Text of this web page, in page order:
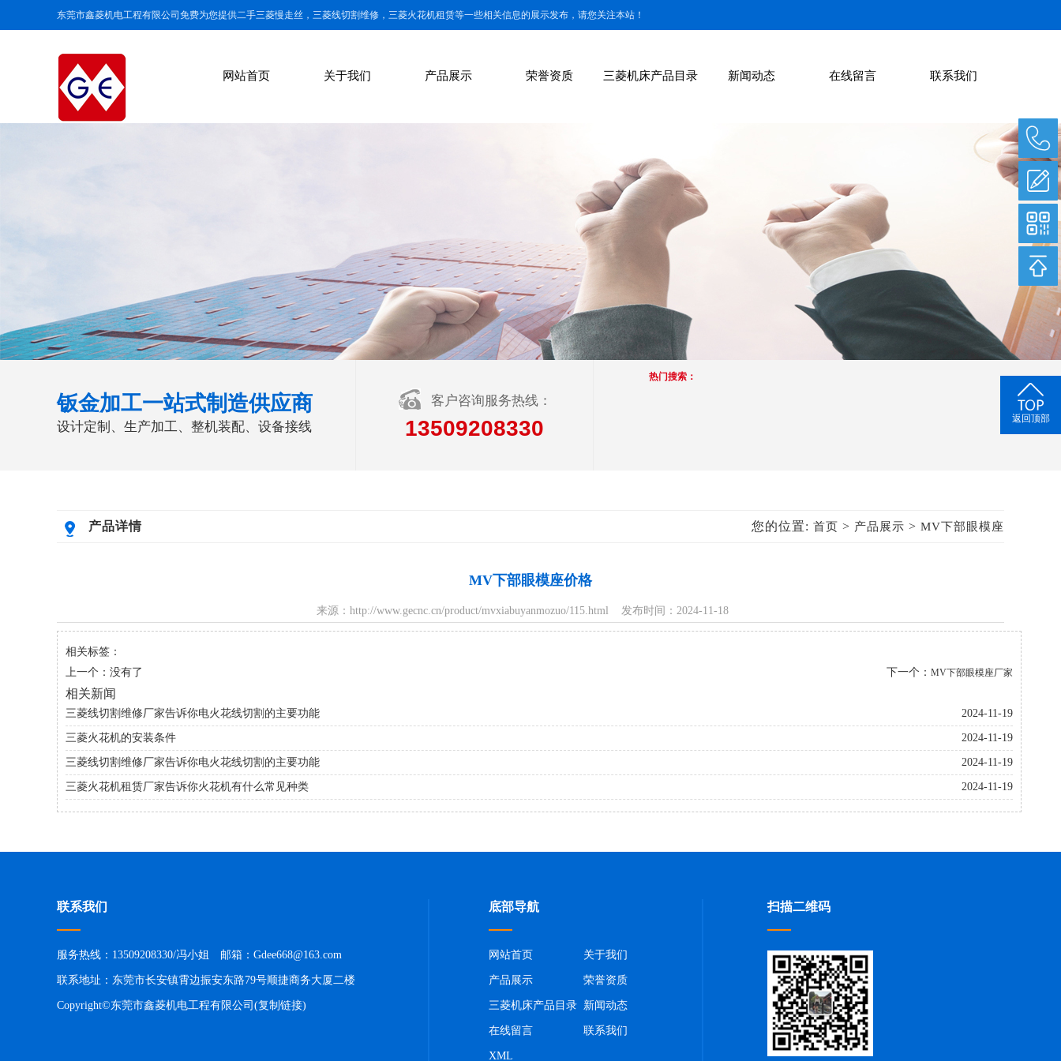
东莞市鑫菱机电工程有限公司免费为您提供二手三菱慢走丝，三菱线切割维修，三菱火花机租赁等一些相关信息的展示发布，请您关注本站！
网站首页 关于我们 产品展示 荣誉资质 三菱机床产品目录 新闻动态 在线留言 联系我们
钣金加工一站式制造供应商
设计定制、生产加工、整机装配、设备接线
客户咨询服务热线：
13509208330
热门搜索：
产品详情 您的位置: 首页 > 产品展示 > MV下部眼模座
MV下部眼模座价格
来源：http://www.gecnc.cn/product/mvxiabuyanmozuo/115.html 发布时间：2024-11-18
相关标签：
上一个：没有了
下一个： MV下部眼模座厂家
相关新闻
三菱线切割维修厂家告诉你电火花线切割的主要功能 2024-11-19
三菱火花机的安装条件 2024-11-19
三菱线切割维修厂家告诉你电火花线切割的主要功能 2024-11-19
三菱火花机租赁厂家告诉你火花机有什么常见种类 2024-11-19
联系我们
服务热线：13509208330/冯小姐 邮箱：Gdee668@163.com
联系地址：东莞市长安镇霄边振安东路79号顺捷商务大厦二楼
Copyright©东莞市鑫菱机电工程有限公司(复制链接)
底部导航
网站首页 关于我们
产品展示 荣誉资质
三菱机床产品目录 新闻动态
在线留言 联系我们
XML
扫描二维码
返回顶部